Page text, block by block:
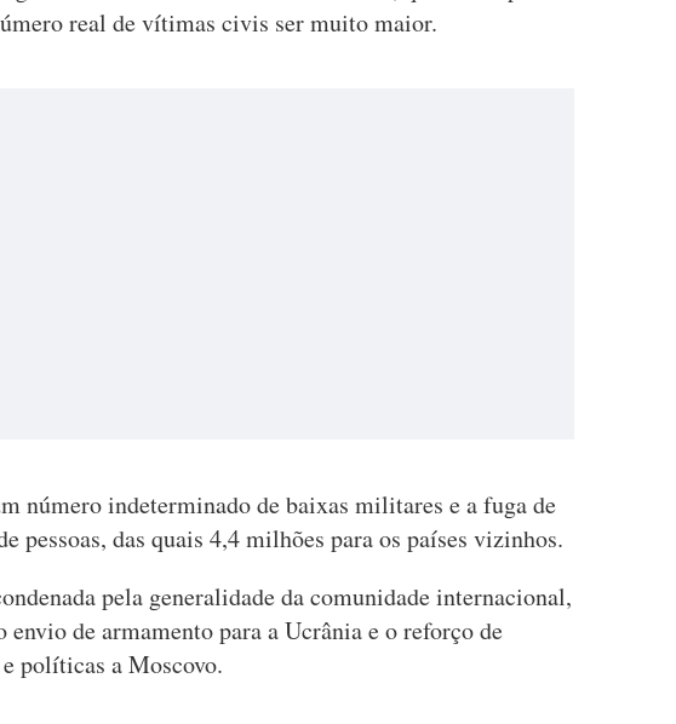
real de vítimas civis ser muito maior.
número indeterminado de baixas militares e a fuga de
pessoas, das quais 4,4 milhões para os países vizinhos.
pela generalidade da comunidade internacional,
envio de armamento para a Ucrânia e o reforço de
políticas a Moscovo.